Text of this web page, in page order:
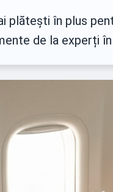
plătești în plus
de la experți